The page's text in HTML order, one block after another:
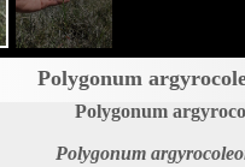
Polygonum
Polygonum